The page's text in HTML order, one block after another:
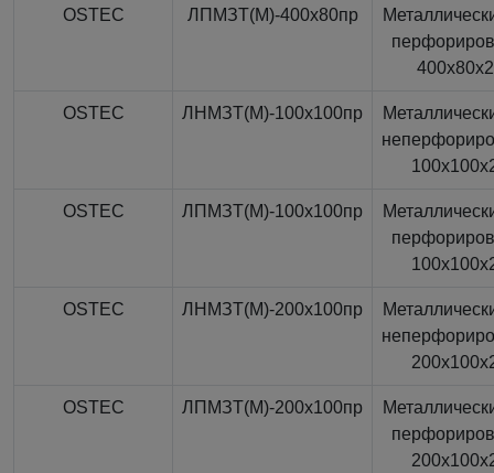
OSTEC ЛПМЗТ(М)-400x80пр
OSTEC ЛНМЗТ(М)-100x100пр
OSTEC ЛПМЗТ(М)-100x100пр
OSTEC ЛНМЗТ(М)-200x100пр
OSTEC ЛПМЗТ(М)-200x100пр